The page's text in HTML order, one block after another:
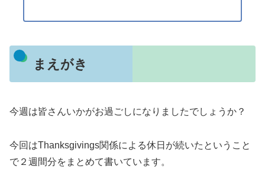
まえがき
今週は皆さんいかがお過ごしになりましたでしょうか？
今回はThanksgivings関係による休日が続いたということ
で２週間分をまとめて書いています。